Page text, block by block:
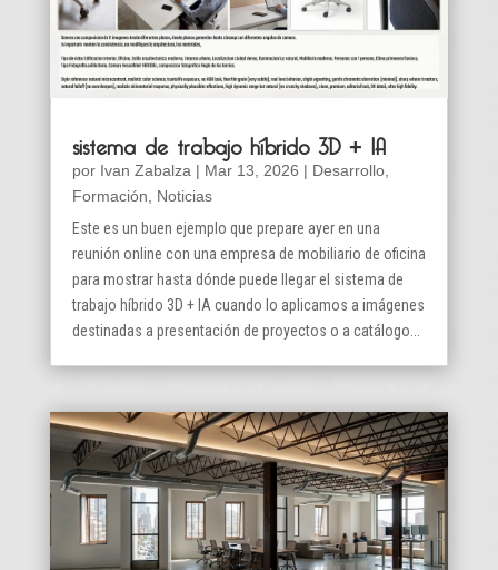
sistema de trabajo híbrido 3D + IA
por Ivan Zabalza | Mar 13, 2026 | Desarrollo,
Formación
Noticias
Este es un buen ejemplo que prepare ayer en una
reunión online con una empresa de mobiliario de oficina
para mostrar hasta dónde puede llegar el sistema de
trabajo híbrido 3D + IA cuando lo aplicamos a imágenes
destinadas a presentación de proyectos o a catálogo...